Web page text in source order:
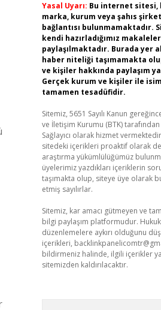
Yasal Uyarı: Bu internet sitesi,
marka, kurum veya şahıs
bağlantısı bulunmamaktadır.
kendi hazırladığımız makaleler
paylaşılmaktadır. Burada yer
haber niteliği taşımamakta
ve kişiler hakkında paylaşım
Gerçek kurum ve kişiler ile
tamamen tesadüfidir.
Sitemiz, 5651 Sayılı Kanun
ve İletişim Kurumu (BTK)
Sağlayıcı olarak hizmet
sitedeki içerikleri proaktif olarak
araştırma yükümlülüğümüz
üyelerimiz yazdıkları içeriklerin
taşımakta olup, siteye üye olarak
etmiş sayılırlar.
Sitemiz, kar amacı gütmeyen ve
bilgi paylaşım platformudur.
düzenlemelere aykırı olduğunu
içerikleri,
bildirmeniz halinde, ilgili içerikler
sitemizden kaldırılacaktır.